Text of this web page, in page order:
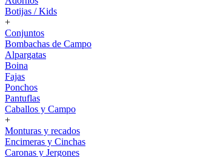
Botijas / Kids
+
Conjuntos
Bombachas de Campo
Alpargatas
Boina
Fajas
Ponchos
Pantuflas
Caballos y Campo
+
Monturas y recados
Encimeras y Cinchas
Caronas y Jergones